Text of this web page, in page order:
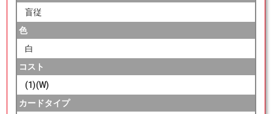
盲従
色
白
コスト
(1)(W)
カードタイプ